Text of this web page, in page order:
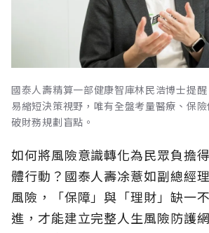
國泰人壽精算一部健康智庫林民浩博士提
易縮短決策視野，唯有全盤考量醫療、保
破財務規劃盲點。
如何將風險意識轉化為民眾負擔
體行動？國泰人壽凃薏如副總經
風險，「保障」與「理財」缺一
進，才能建立完整人生風險防護